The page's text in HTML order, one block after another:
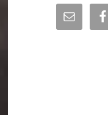
Barra
lateral